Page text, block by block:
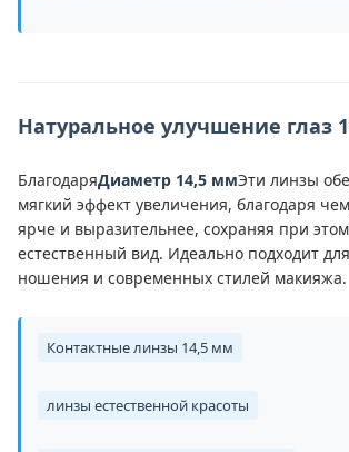
Натуральное улучшение глаз
БлагодаряДиаметр 14,5 ммЭти линзы
мягкий эффект увеличения, благодаря
ярче и выразительнее, сохраняя при
естественный вид. Идеально подходит
ношения и современных стилей макияжа.
Контактные линзы 14,5 мм
линзы естественной красоты